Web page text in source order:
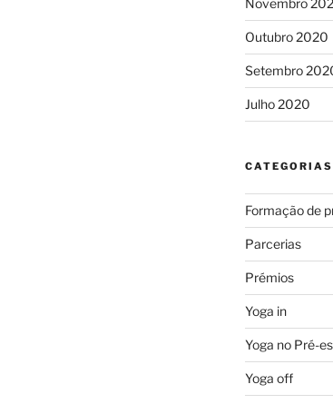
Novembro
Outubro 2020
Setembro
Julho 2020
CATEGORIAS
Formação de
Parcerias
Prémios
Yoga in
Yoga no Pré-
Yoga off